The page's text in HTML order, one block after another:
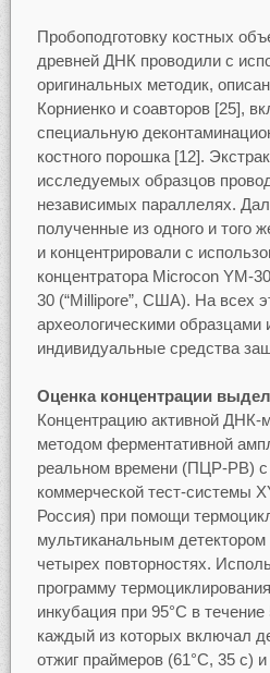
Пробоподготовку костных
древней ДНК проводили с
оригинальных методик,
Корниенко и соавторов [25],
специальную
костного порошка [12].
исследуемых образцов
независимых параллелях.
полученные из одного и того
и концентрировали с
концентратора Microcon YM-
30 (“Millipore”, США). На всех
археологическими образцами
индивидуальные средства
Оценка концентрации
Концентрацию активной ДНК-
методом ферментативной
реальном времени (ПЦР-РВ) с
коммерческой тест-системы
Россия) при помощи
мультиканальным
четырех повторностях.
программу
инкубация при 95°С в
каждый из которых включал
отжиг праймеров (61°С, 35 с)